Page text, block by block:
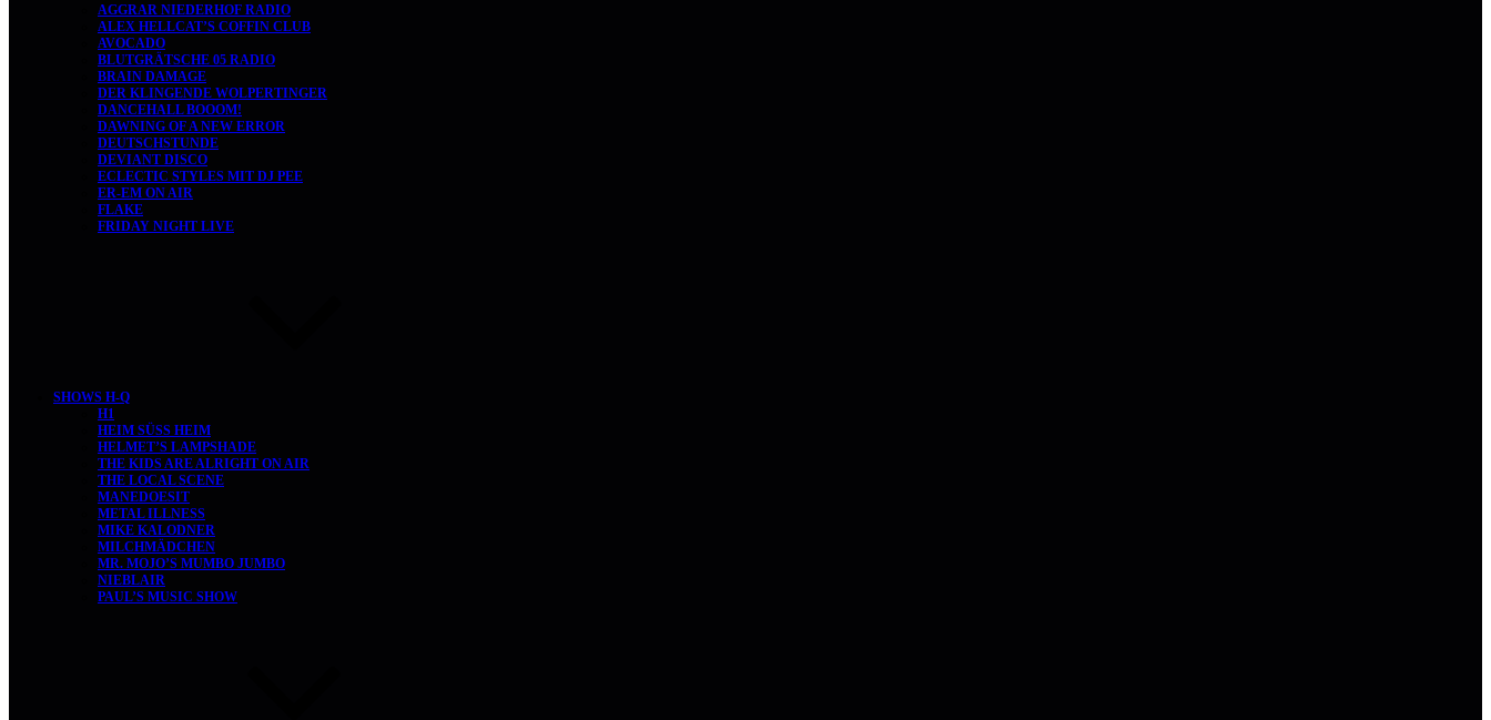
AGGRAR NIEDERHOF RADIO
ALEX HELLCAT’S COFFIN CLUB
AVOCADO
BLUTGRÄTSCHE 05 RADIO
BRAIN DAMAGE
DER KLINGENDE WOLPERTINGER
DANCEHALL BOOOM!
DAWNING OF A NEW ERROR
DEUTSCHSTUNDE
DEVIANT DISCO
ECLECTIC STYLES MIT DJ PEE
ER-EM ON AIR
FLAKE
FRIDAY NIGHT LIVE
SHOWS H-Q
H1
HEIM SÜSS HEIM
HELMET’S LAMPSHADE
THE KIDS ARE ALRIGHT ON AIR
THE LOCAL SCENE
MANEDOESIT
METAL ILLNESS
MIKE KALODNER
MILCHMÄDCHEN
MR. MOJO’S MUMBO JUMBO
NIEBLAIR
PAUL’S MUSIC SHOW